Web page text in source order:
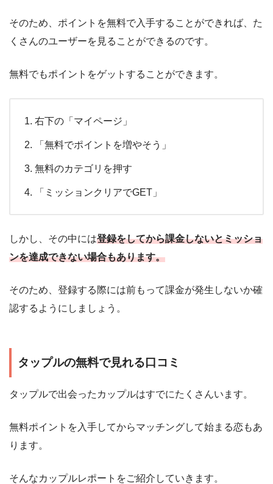
そのため、ポイントを無料で入手することができれば、た
くさんのユーザーを見ることができるのです。
無料でもポイントをゲットすることができます。
右下の「マイページ」
「無料でポイントを増やそう」
無料のカテゴリを押す
「ミッションクリアでGET」
しかし、その中には登録をしてから課金しないとミッショ
ンを達成できない場合もあります。
そのため、登録する際には前もって課金が発生しないか確
認するようにしましょう。
タップルの無料で見れる口コミ
タップルで出会ったカップルはすでにたくさんいます。
無料ポイントを入手してからマッチングして始まる恋もあ
ります。
そんなカップルレポートをご紹介していきます。